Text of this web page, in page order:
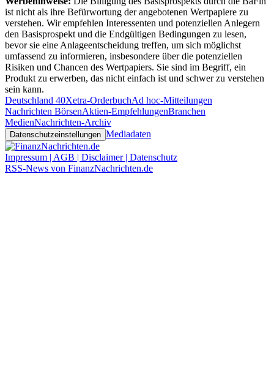
ist nicht als ihre Befürwortung der angebotenen Wertpapiere zu
verstehen. Wir empfehlen Interessenten und potenziellen Anlegern
den Basisprospekt und die Endgültigen Bedingungen zu lesen,
bevor sie eine Anlageentscheidung treffen, um sich möglichst
umfassend zu informieren, insbesondere über die potenziellen
Risiken und Chancen des Wertpapiers. Sie sind im Begriff, ein
Produkt zu erwerben, das nicht einfach ist und schwer zu verstehen
sein kann.
Deutschland 40Xetra-OrderbuchAd hoc-Mitteilungen
Nachrichten BörsenAktien-EmpfehlungenBranchen
MedienNachrichten-Archiv
Datenschutzeinstellungen Mediadaten
Impressum | AGB | Disclaimer | Datenschutz
RSS-News von FinanzNachrichten.de